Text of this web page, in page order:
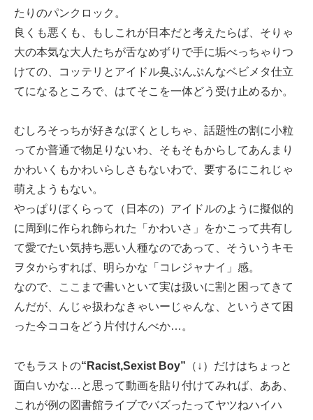
たりのパンクロック。
良くも悪くも、もしこれが日本だと考えたらば、そりゃ
大の本気な大人たちが舌なめずりで手に垢べっちゃりつ
けての、コッテリとアイドル臭ぷんぷんなベビメタ仕立
てになるところで、はてそこを一体どう受け止めるか。
むしろそっちが好きなぼくとしちゃ、話題性の割に小粒
ってか普通で物足りないわ、そもそもからしてあんまり
かわいくもかわいらしさもないわで、要するにこれじゃ
萌えようもない。
やっぱりぼくらって（日本の）アイドルのように擬似的
に周到に作られ飾られた「かわいさ」をかこって共有し
て愛でたい気持ち悪い人種なのであって、そういうキモ
ヲタからすれば、明らかな「コレジャナイ」感。
なので、ここまで書いといて実は扱いに割と困ってきて
んだが、んじゃ扱わなきゃいーじゃんな、というさて困
った今ココをどう片付けんべか…。
でもラストの“Racist,Sexist Boy” （↓）だけはちょっと
面白いかな…と思って動画を貼り付けてみれば、ああ、
これが例の図書館ライブでバズったってヤツねハイハ